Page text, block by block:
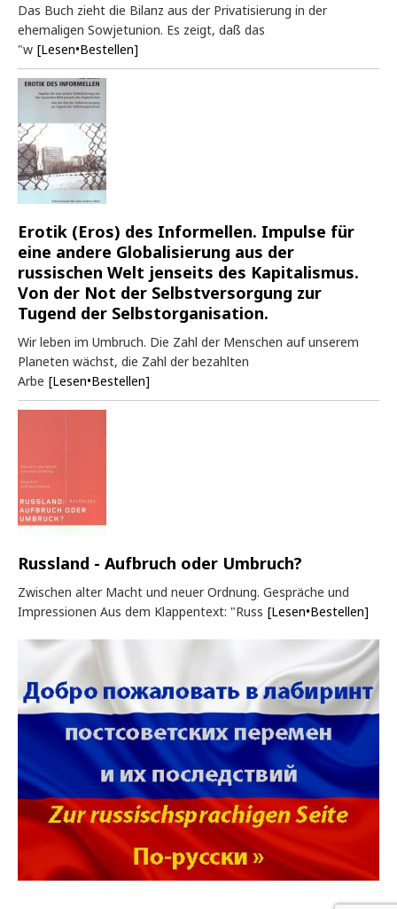
Das Buch zieht die Bilanz aus der Privatisierung in der
ehemaligen Sowjetunion. Es zeigt, daß das
"w [Lesen•Bestellen]
Erotik (Eros) des Informellen. Impulse für
eine andere Globalisierung aus der
russischen Welt jenseits des Kapitalismus.
Von der Not der Selbstversorgung zur
Tugend der Selbstorganisation.
Wir leben im Umbruch. Die Zahl der Menschen auf unserem
Planeten wächst, die Zahl der bezahlten
Arbe [Lesen•Bestellen]
Russland - Aufbruch oder Umbruch?
Zwischen alter Macht und neuer Ordnung. Gespräche und
Impressionen Aus dem Klappentext: "Russ [Lesen•Bestellen]